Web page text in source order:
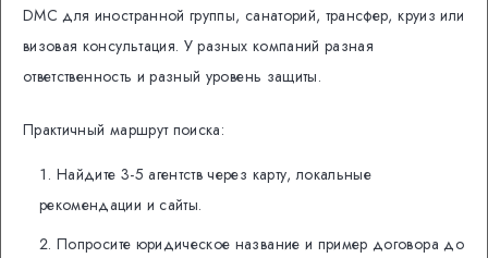
DMC для иностранной группы, санаторий, трансфер, круиз или
визовая консультация. У разных компаний разная
ответственность и разный уровень защиты.
Практичный маршрут поиска:
Найдите 3-5 агентств через карту, локальные
рекомендации и сайты.
Попросите юридическое название и пример договора до